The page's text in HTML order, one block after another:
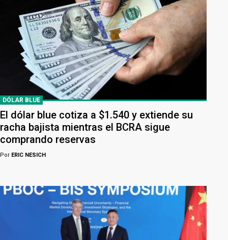
DÓLAR BLUE
El dólar blue cotiza a $1.540 y extiende su
racha bajista mientras el BCRA sigue
comprando reservas
Por ERIC NESICH